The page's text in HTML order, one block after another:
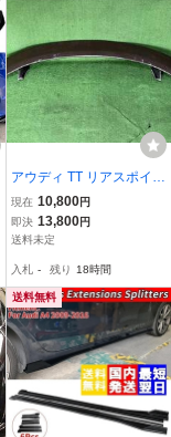
アウディ TT リアスポイラ
ー リアウイング スポイラ
ー カーボン調 Audi tt トラ
ンク
現在 10,800円
即決 13,800円
送料未定
入札 - 残り 18時間
送料無料